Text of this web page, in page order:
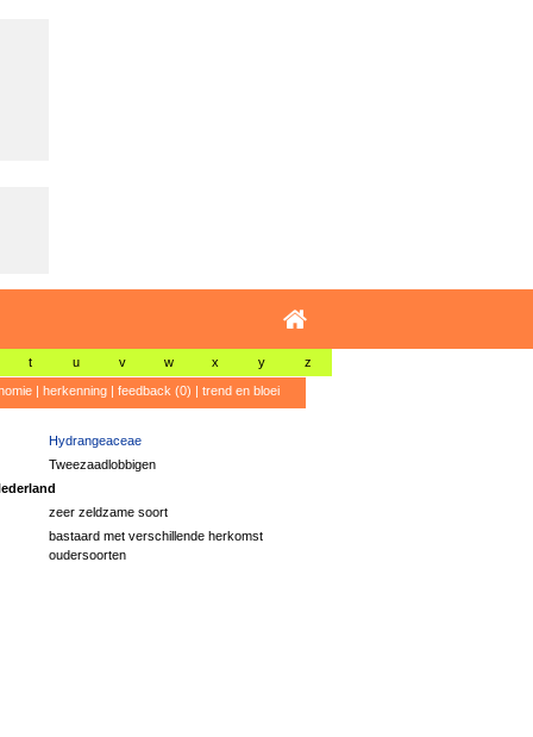
t u v w x y z
| herkenning| feedback (0) | trend en bloei
Hydrangeaceae
Tweezaadlobbigen
zeer zeldzame soort
bastaard met verschillende herkomst
oudersoorten